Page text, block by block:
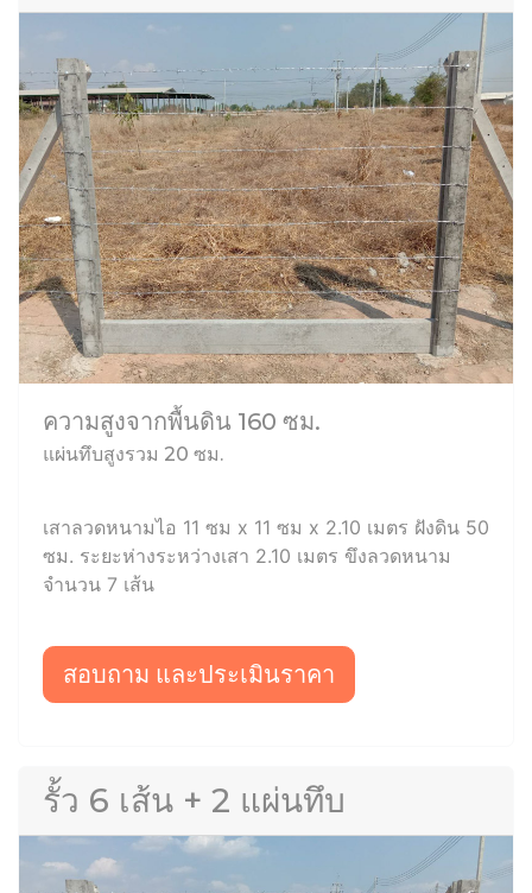
ความสูงจากพื้นดิน 160 ซม.
แผ่นทึบสูงรวม 20 ซม.
เสาลวดหนามไอ 11 ซม x 11 ซม x 2.10 เมตร ฝังดิน 50
ซม. ระยะห่างระหว่างเสา 2.10 เมตร ขึงลวดหนาม
จำนวน 7 เส้น
สอบถาม และประเมินราคา
รั้ว 6 เส้น + 2 แผ่นทึบ